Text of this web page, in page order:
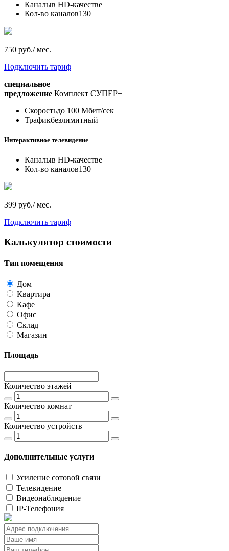
Каналыв HD-качестве
Кол-во каналов130
750 руб./ мес.
Подключить тариф
специальное
предложение Комплект СУПЕР+
Скоростьдо 100 Мбит/сек
Трафикбезлимитный
Интерактивное телевидение
Каналыв HD-качестве
Кол-во каналов130
399 руб./ мес.
Подключить тариф
Калькулятор стоимости
Тип помещения
Дом
Квартира
Кафе
Офис
Склад
Магазин
Площадь
Количество этажей
Количество комнат
Количество устройств
Дополнительные услуги
Усиление сотовой связи
Телевидение
Видеонаблюдение
IP-Телефония